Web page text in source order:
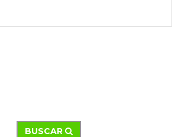
BUSCAR